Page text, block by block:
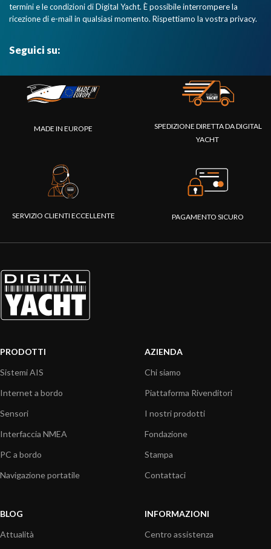
termini e le condizioni di Digital Yacht. È possibile interrompere la
ricezione di e-mail in qualsiasi momento. Rispettiamo la vostra privacy.
Seguici su:
MADE IN EUROPE
SPEDIZIONE DIRETTA DA DIGITAL
YACHT
SERVIZIO CLIENTI ECCELLENTE PAGAMENTO SICURO
PRODOTTI
Sistemi AIS
Internet a bordo
Sensori
Interfaccia NMEA
PC a bordo
Navigazione portatile
AZIENDA
Chi siamo
Piattaforma Rivenditori
I nostri prodotti
Fondazione
Stampa
Contattaci
BLOG
Attualità
INFORMAZIONI
Centro assistenza